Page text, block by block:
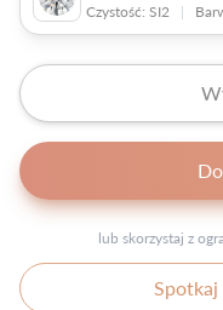
Czystość: SI2 |
lub skorzystaj z
Spotkaj